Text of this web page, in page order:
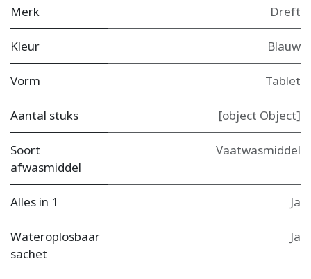
Merk Dreft
Kleur Blauw
Vorm Tablet
Aantal stuks [object Object]
Soort
afwasmiddel
Vaatwasmiddel
Alles in 1 Ja
Wateroplosbaar
sachet
Ja